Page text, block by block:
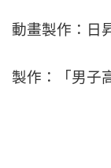
動畫製作：日
製作：「男子